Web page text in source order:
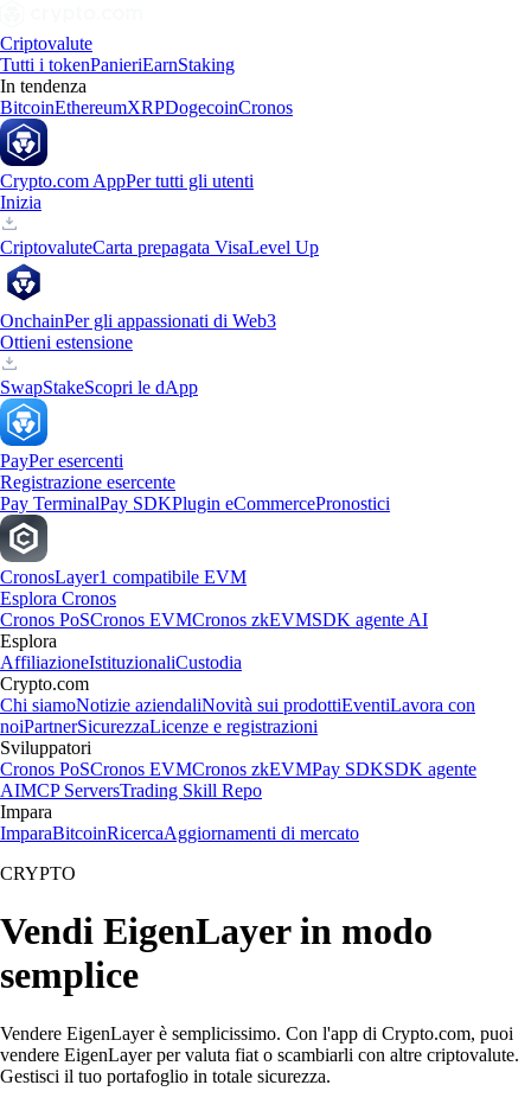
Criptovalute
Tutti i tokenPanieriEarnStaking
In tendenza
BitcoinEthereumXRPDogecoinCronos
Crypto.com AppPer tutti gli utenti
Inizia
CriptovaluteCarta prepagata VisaLevel Up
OnchainPer gli appassionati di Web3
Ottieni estensione
SwapStakeScopri le dApp
PayPer esercenti
Registrazione esercente
Pay TerminalPay SDKPlugin eCommercePronostici
CronosLayer1 compatibile EVM
Esplora Cronos
Cronos PoSCronos EVMCronos zkEVMSDK agente AI
Esplora
AffiliazioneIstituzionaliCustodia
Crypto.com
Chi siamoNotizie aziendaliNovità sui prodottiEventiLavora con
noiPartnerSicurezzaLicenze e registrazioni
Sviluppatori
Cronos PoSCronos EVMCronos zkEVMPay SDKSDK agente
AIMCP ServersTrading Skill Repo
Impara
ImparaBitcoinRicercaAggiornamenti di mercato
CRYPTO
Vendi EigenLayer in modo
semplice
Vendere EigenLayer è semplicissimo. Con l'app di Crypto.com, puoi
vendere EigenLayer per valuta fiat o scambiarli con altre criptovalute.
Gestisci il tuo portafoglio in totale sicurezza.